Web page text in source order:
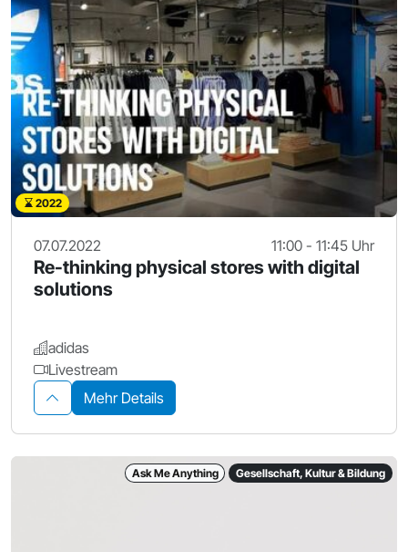
2022
07.07.2022 11:00 - 11:45 Uhr
Re-thinking physical stores with digital
solutions
adidas
Livestream
Mehr Details
Ask Me Anything Gesellschaft, Kultur & Bildung